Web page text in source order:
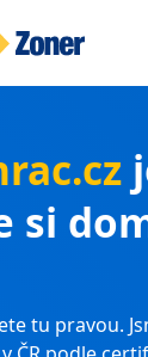
si
tu pravou.